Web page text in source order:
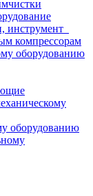
инструмент
компрессорам
оборудованию
оборудованию